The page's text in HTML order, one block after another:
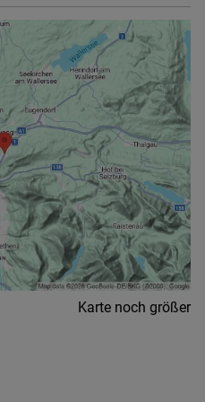
Karte noch größer